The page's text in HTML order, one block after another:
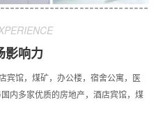
影响力
宾馆，煤矿，办公楼，宿舍公寓，医
内多家优质的房地产，酒店宾馆，煤